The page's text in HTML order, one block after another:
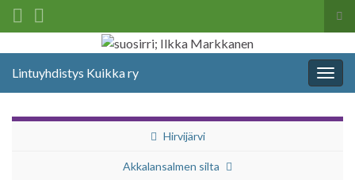
Search for:
Lintuyhdistys Kuikka ry
Hirvijärvi
Akkalansalmen silta